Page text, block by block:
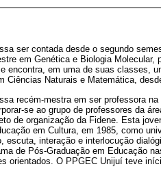
ser contada desde o segundo
em Genética e Biologia
encontra, em uma de suas classes,
Ciências Naturais e Matemática,
recém-mestra em ser professora
se ao grupo de professores da
de organização da Fidene. Esta
em Cultura, em 1985, como
escuta, interação e interlocução
de Pós-Graduação em Educação
orientados. O PPGEC Unijuí teve